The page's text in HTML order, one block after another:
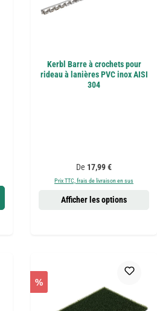
Kerbl Barre à crochets pour
rideau à lanières PVC inox AISI
304
Prix régulier :
De 17,99 €
Prix TTC, frais de livraison en sus
Afficher les options
%